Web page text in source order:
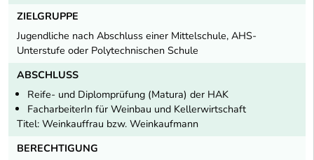
ZIELGRUPPE
Jugendliche nach Abschluss einer Mittelschule, AHS-
Unterstufe oder Polytechnischen Schule
ABSCHLUSS
Reife- und Diplomprüfung (Matura) der HAK
FacharbeiterIn für Weinbau und Kellerwirtschaft
Titel: Weinkauffrau bzw. Weinkaufmann
BERECHTIGUNG